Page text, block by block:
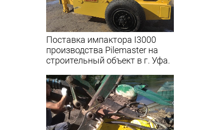
Поставка импактора I3000
производства Pilemaster на
строительный объект в г. Уфа.